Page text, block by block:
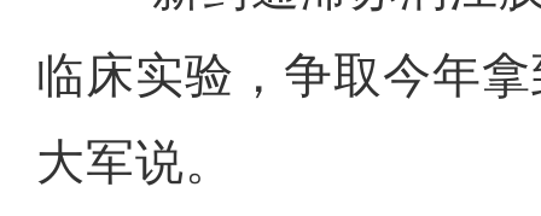
临床实验，争取今年
大军说。